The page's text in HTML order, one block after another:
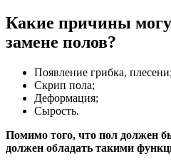
Какие причины
замене полов?
Появление грибка, плесени;
Скрип пола;
Деформация;
Сырость.
Помимо того, что пол должен
должен обладать такими